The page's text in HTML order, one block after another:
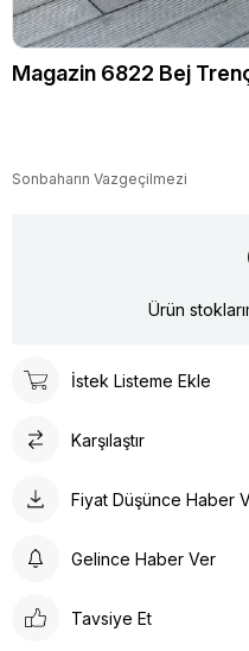
Magazin 6822 Bej
Sonbaharın Vazgeçilmezi
Ürün
İstek Listeme Ekle
Karşılaştır
Fiyat Düşünce Haber
Gelince Haber Ver
Tavsiye Et